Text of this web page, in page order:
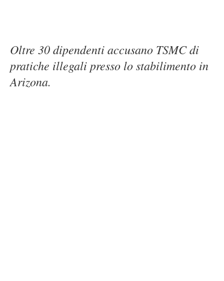
Oltre 30 dipendenti accusano TSMC di
pratiche illegali presso lo stabilimento in
Arizona.